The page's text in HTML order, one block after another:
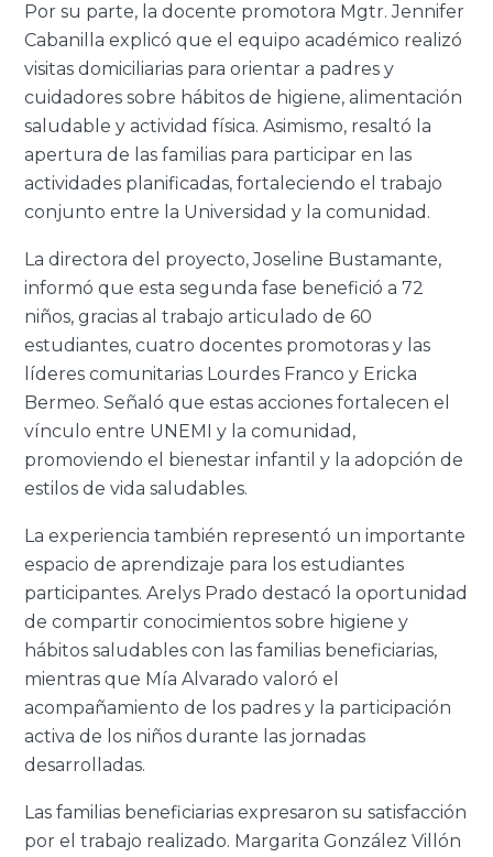
Por su parte, la docente promotora Mgtr. Jennifer
Cabanilla explicó que el equipo académico realizó
visitas domiciliarias para orientar a padres y
cuidadores sobre hábitos de higiene, alimentación
saludable y actividad física. Asimismo, resaltó la
apertura de las familias para participar en las
actividades planificadas, fortaleciendo el trabajo
conjunto entre la Universidad y la comunidad.
La directora del proyecto, Joseline Bustamante,
informó que esta segunda fase benefició a 72
niños, gracias al trabajo articulado de 60
estudiantes, cuatro docentes promotoras y las
líderes comunitarias Lourdes Franco y Ericka
Bermeo. Señaló que estas acciones fortalecen el
vínculo entre UNEMI y la comunidad,
promoviendo el bienestar infantil y la adopción de
estilos de vida saludables.
La experiencia también representó un importante
espacio de aprendizaje para los estudiantes
participantes. Arelys Prado destacó la oportunidad
de compartir conocimientos sobre higiene y
hábitos saludables con las familias beneficiarias,
mientras que Mía Alvarado valoró el
acompañamiento de los padres y la participación
activa de los niños durante las jornadas
desarrolladas.
Las familias beneficiarias expresaron su satisfacción
por el trabajo realizado. Margarita González Villón